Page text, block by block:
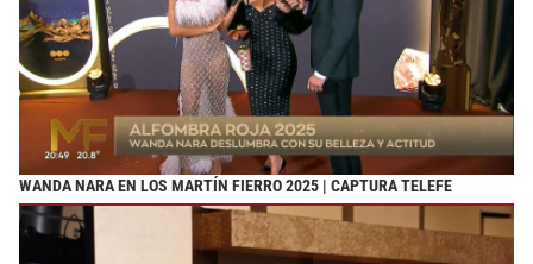
WANDA NARA EN LOS MARTÍN FIERRO 2025 | CAPTURA TELEFE